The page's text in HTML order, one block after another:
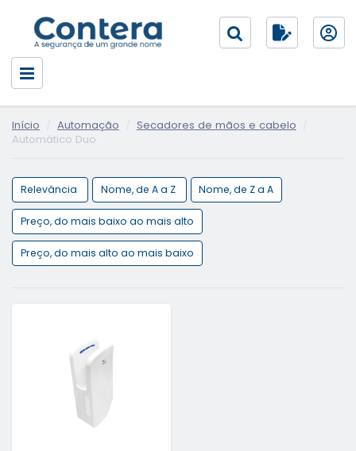
Início Automação
Secadores de mãos e cabelo
Automático Duo
Relevância Nome, de A a Z Nome, de Z a A
Preço, do mais baixo ao mais alto
Preço, do mais alto ao mais baixo